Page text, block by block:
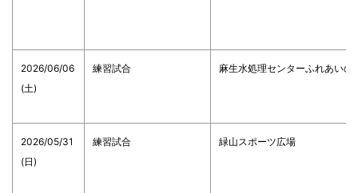
2026/06/06
(土)
練習試合 麻生水処理センターふれあいの
2026/05/31
(日)
練習試合 緑山スポーツ広場